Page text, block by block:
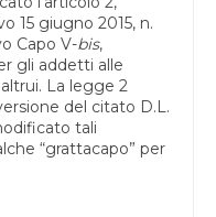
15 giugno 2015, n.
Capo V-bis,
gli addetti alle
La legge 2
del citato D.L.
tali
“grattacapo” per